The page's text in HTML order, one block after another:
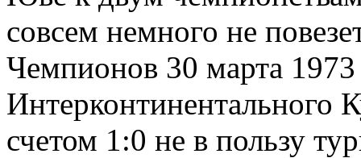
совсем немного не
Чемпионов 30 марта
Интерконтинентального
счетом 1:0 не в пользу